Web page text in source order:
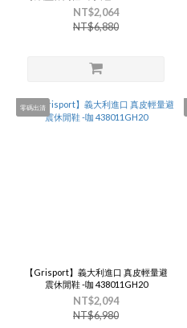
NT$2,064
NT$6,880
零碼出清
【Grisport】義大利進口 真皮輕量避
震休閒鞋 -咖 438011GH20
NT$2,094
NT$6,980